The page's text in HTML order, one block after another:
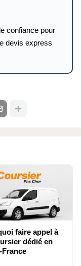
confiance pour
devis express
faire appel à
dédié en
France